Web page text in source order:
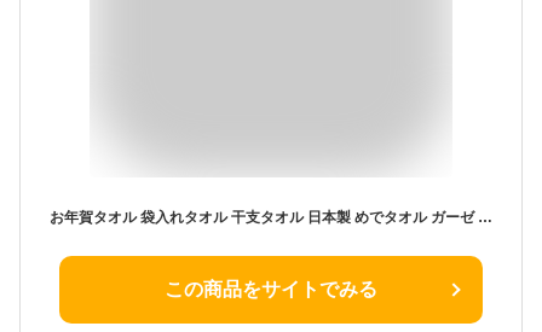
お年賀タオル 袋入れタオル 干支タオル 日本製 めでタオル ガーゼ 2025【100枚以上】名刺ポケット付き 敬老の日 袋入り フェイスタオル お年賀 粗品 ご挨拶タオル お年賀 御年賀 粗品 挨拶回り 販促 タオル まとめ買い 泉州タオル 綿100％ 白 刺繍 2025年 巳 巳年 令和7年
この商品をサイトでみる